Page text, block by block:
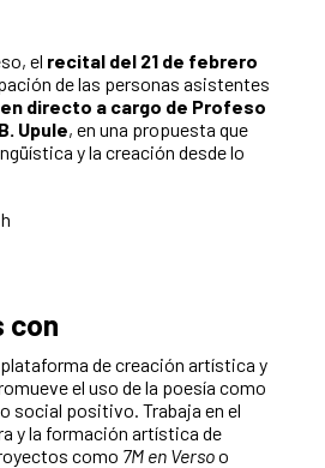
el recital del 21 de febrero
de las personas asistentes
directo a cargo de Profeso
Upule, en una propuesta que
y la creación desde lo
con
de creación artística y
el uso de la poesía como
social positivo. Trabaja en el
y la formación artística de
como 7M en Versoo